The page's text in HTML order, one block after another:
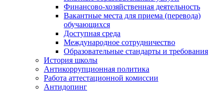
Финансово-хозяйственная деятельность
Вакантные места для приема (перевода)
обучающихся
Доступная среда
Международное сотрудничество
Образовательные стандарты и требования
История школы
Антикоррупционная политика
Работа аттестационной комиссии
Антидопинг